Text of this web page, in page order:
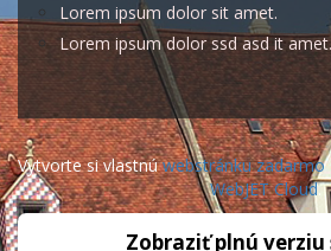
Lorem ipsum dolor sit amet.
Lorem ipsum dolor ssd asd it amet.
Vytvorte si vlastnúwebstránku zadarmo
WebJET Cloud.
Zobraziť plnú